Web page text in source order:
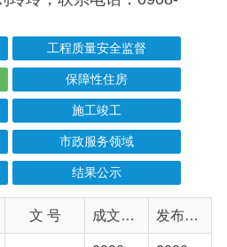
保障性住房
施工竣工
市政服务领域
结果公示
文 号 成文日期 发布日期
2026-06-01 2026-06-02
2026-03-09 2026-03-10